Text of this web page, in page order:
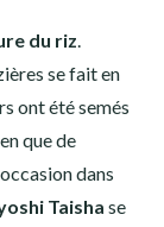
du riz.
se fait en
ont été semés
que de
dans
Taisha se